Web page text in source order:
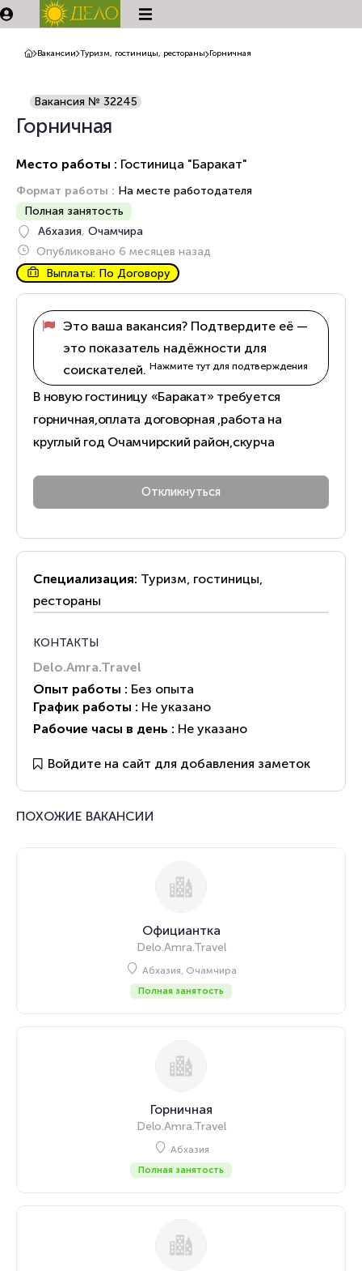
Вакансии Туризм, гостиницы, рестораны Горничная
Горничная
Место работы : Гостиница "Баракат"
Формат работы : На месте работодателя
Полная занятость
Абхазия, Очамчира
Опубликовано 6 месяцев назад
Выплаты: По Договору
Вакансия № 32245
Это ваша вакансия? Подтвердите её —
это показатель надёжности для
соискателей. Нажмите тут для подтверждения
В новую гостиницу «Баракат» требуется
горничная,оплата договорная ,работа на
круглый год Очамчирский район,скурча
Специализация: Туризм, гостиницы,
рестораны
КОНТАКТЫ
Delo.Amra.Travel
Опыт работы : Без опыта
График работы : Не указано
Рабочие часы в день : Не указано
Войдите на сайт для добавления заметок
ПОХОЖИЕ ВАКАНСИИ
Официантка
Delo.Amra.Travel
Абхазия, Очамчира
Полная занятость
Горничная
Delo.Amra.Travel
Абхазия
Полная занятость